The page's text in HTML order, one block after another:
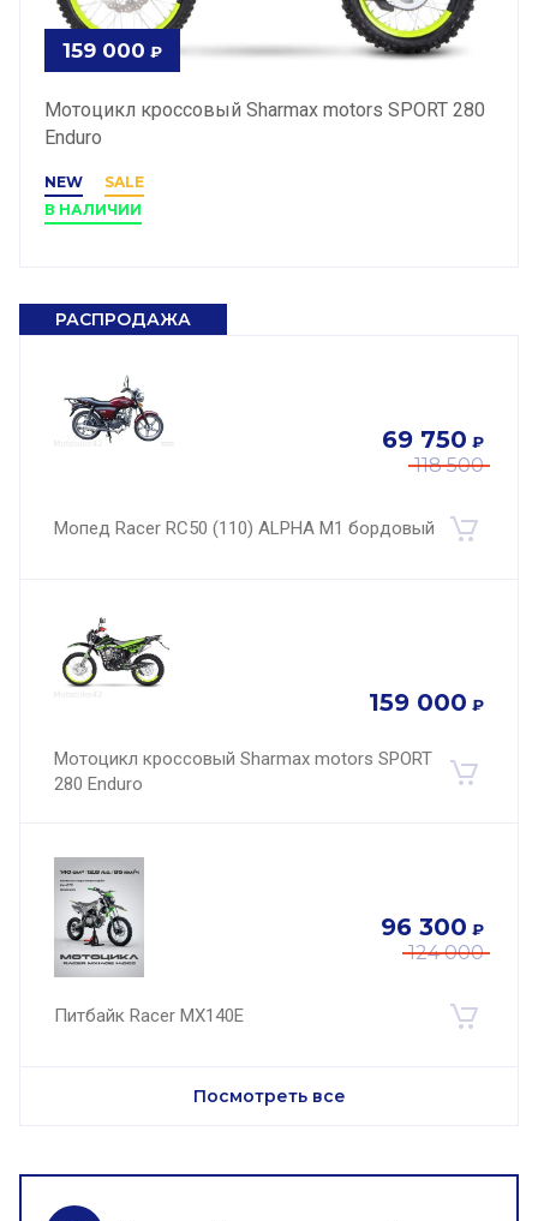
159 000 ₽
Мотоцикл кроссовый Sharmax motors SPORT 280
Enduro
NEW
SALE
В НАЛИЧИИ
РАСПРОДАЖА
118 500
69 750 ₽
Мопед Racer RC50 (110) ALPHA M1 бордовый
159 000 ₽
Мотоцикл кроссовый Sharmax motors SPORT
280 Enduro
124 000
96 300 ₽
Питбайк Racer MX140E
Посмотреть все